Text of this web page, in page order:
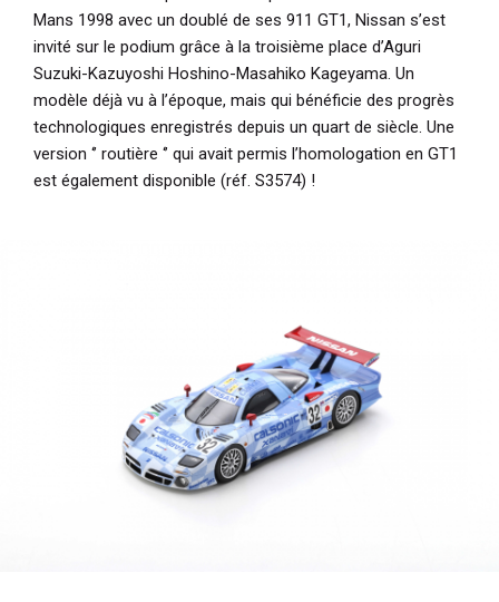
Mans 1998 avec un doublé de ses 911 GT1, Nissan s’est
invité sur le podium grâce à la troisième place d’Aguri
Suzuki-Kazuyoshi Hoshino-Masahiko Kageyama. Un
modèle déjà vu à l’époque, mais qui bénéficie des progrès
technologiques enregistrés depuis un quart de siècle. Une
version ‘’ routière ‘’ qui avait permis l’homologation en GT1
est également disponible (réf. S3574) !